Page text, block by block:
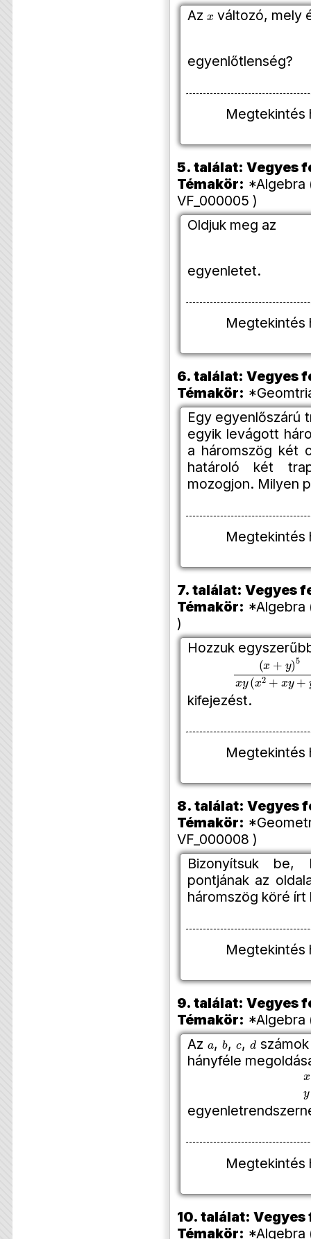
Az x változó, mely
egyenlőtlenség?
5. találat: Vegyes
Témakör: *Algebra
VF_000005 )
Oldjuk meg az
egyenletet.
6. találat: Vegyes
Témakör:
Egy egyenlőszárú
egyik levágott
a háromszög két
határoló két
mozogjon. Milyen
7. találat: Vegyes
Témakör: *Algebra
)
Hozzuk
)5 xy (x2
kifejezést.
8. találat: Vegyes
Témakör:
VF_000008 )
Bizonyítsuk be,
pontjának az
háromszög köré írt
9. találat: Vegyes
Témakör: *Algebra
Az a,b,c, dszámok
hányféle
x
10. találat:
Témakör: *Algebra